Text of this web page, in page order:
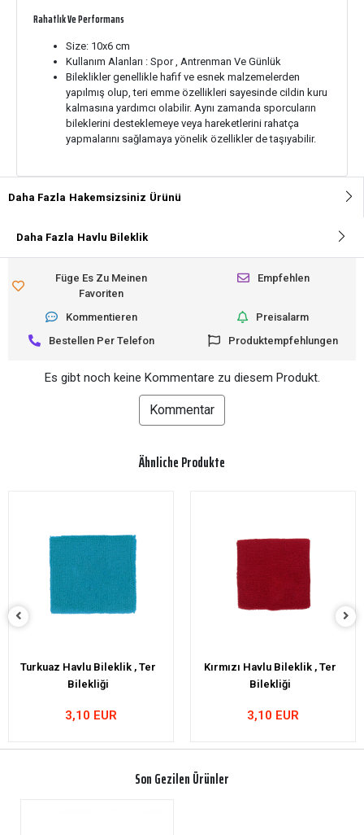
Rahatlık Ve Performans
Size: 10x6 cm
Kullanım Alanları : Spor , Antrenman Ve Günlük
Bileklikler genellikle hafif ve esnek malzemelerden
yapılmış olup, teri emme özellikleri sayesinde cildin kuru
kalmasına yardımcı olabilir. Aynı zamanda sporcuların
bileklerini desteklemeye veya hareketlerini rahatça
yapmalarını sağlamaya yönelik özellikler de taşıyabilir.
Daha Fazla Hakemsizsiniz Ürünü
Daha Fazla Havlu Bileklik
Füge Es Zu Meinen
Favoriten
Empfehlen
Kommentieren
Preisalarm
Bestellen Per Telefon
Produktempfehlungen
Es gibt noch keine Kommentare zu diesem Produkt.
Kommentar
Ähnliche Produkte
Kırmızı Havlu Bileklik , Ter
Bilekliği
3,10 EUR
Turuncu Havlu Bileklik , Ter
Bilekliği
3,10 EUR
Son Gezilen Ürünler